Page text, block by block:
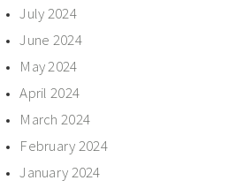
July 2024
June 2024
May 2024
April 2024
March 2024
February 2024
January 2024